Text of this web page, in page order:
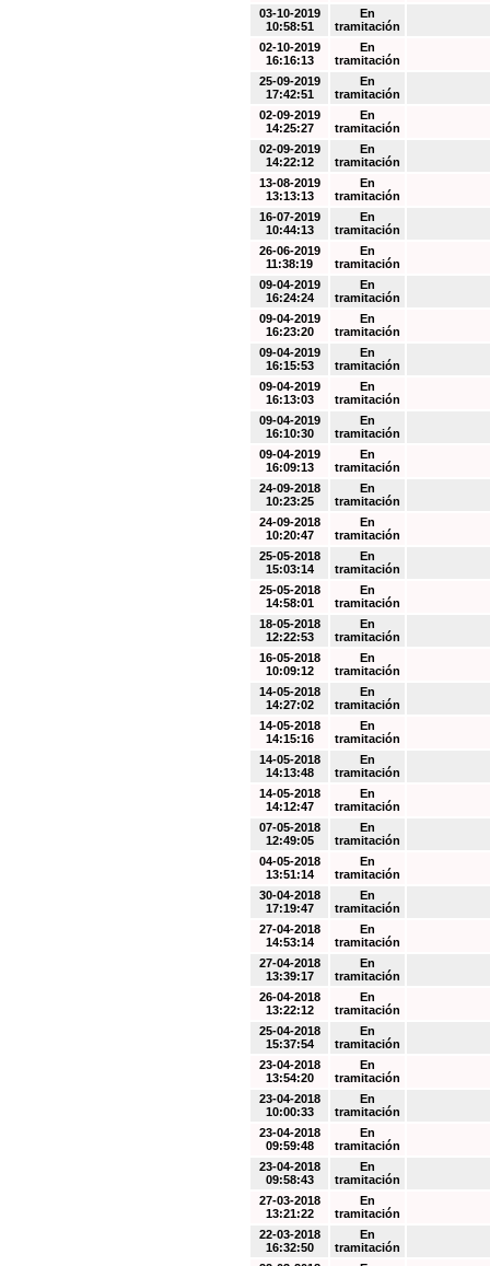
03-10-2019
10:58:51
En
tramitación
02-10-2019
16:16:13
En
tramitación
25-09-2019
17:42:51
En
tramitación
02-09-2019
14:25:27
En
tramitación
02-09-2019
14:22:12
En
tramitación
13-08-2019
13:13:13
En
tramitación
16-07-2019
10:44:13
En
tramitación
26-06-2019
11:38:19
En
tramitación
09-04-2019
16:24:24
En
tramitación
09-04-2019
16:23:20
En
tramitación
09-04-2019
16:15:53
En
tramitación
09-04-2019
16:13:03
En
tramitación
09-04-2019
16:10:30
En
tramitación
09-04-2019
16:09:13
En
tramitación
24-09-2018
10:23:25
En
tramitación
24-09-2018
10:20:47
En
tramitación
25-05-2018
15:03:14
En
tramitación
25-05-2018
14:58:01
En
tramitación
18-05-2018
12:22:53
En
tramitación
16-05-2018
10:09:12
En
tramitación
14-05-2018
14:27:02
En
tramitación
14-05-2018
14:15:16
En
tramitación
14-05-2018
14:13:48
En
tramitación
14-05-2018
14:12:47
En
tramitación
07-05-2018
12:49:05
En
tramitación
04-05-2018
13:51:14
En
tramitación
30-04-2018
17:19:47
En
tramitación
27-04-2018
14:53:14
En
tramitación
27-04-2018
13:39:17
En
tramitación
26-04-2018
13:22:12
En
tramitación
25-04-2018
15:37:54
En
tramitación
23-04-2018
13:54:20
En
tramitación
23-04-2018
10:00:33
En
tramitación
23-04-2018
09:59:48
En
tramitación
23-04-2018
09:58:43
En
tramitación
27-03-2018
13:21:22
En
tramitación
22-03-2018
16:32:50
En
tramitación